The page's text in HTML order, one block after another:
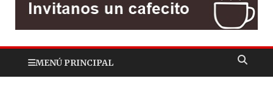
MENÚ PRINCIPAL